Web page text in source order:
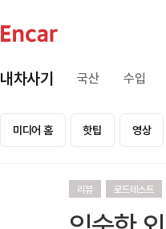
내차사기 국산 수입
미디어 홈 핫팁 영상
리뷰 로드테스트